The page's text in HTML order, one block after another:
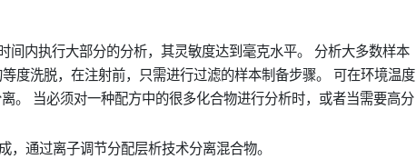
内执行大部分的分析，其灵敏度达到毫克水平。 分析大多数样本
度洗脱，在注射前，只需进行过滤的样本制备步骤。 可在环境温度
。 当必须对一种配方中的很多化合物进行分析时，或者当需要高分
通过离子调节分配层析技术分离混合物。